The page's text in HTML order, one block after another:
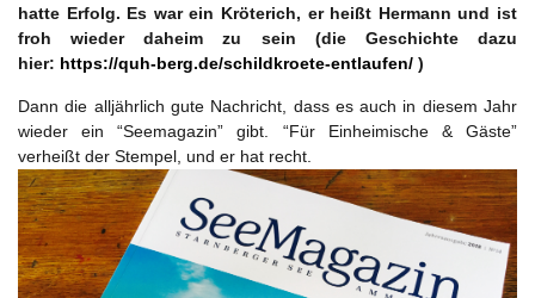
hatte Erfolg. Es war ein Kröterich, er heißt Hermann und ist
froh wieder daheim zu sein (die Geschichte dazu
hier: https://quh-berg.de/schildkroete-entlaufen/ )
Dann die alljährlich gute Nachricht, dass es auch in diesem Jahr
wieder ein “Seemagazin” gibt. “Für Einheimische & Gäste”
verheißt der Stempel, und er hat recht.